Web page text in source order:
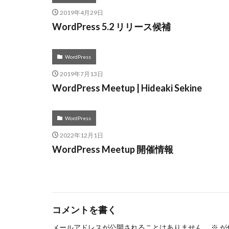
2019年4月29日
WordPress 5.2 リリース候補
WordPress
2019年7月13日
WordPress Meetup | Hideaki Sekine
WordPress
2022年12月1日
WordPress Meetup 開催情報
コメントを書く
メールアドレスが公開されることはありません。 ※ が